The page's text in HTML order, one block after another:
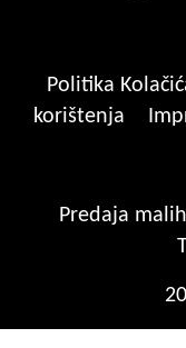
Politika
korištenja
Predaja